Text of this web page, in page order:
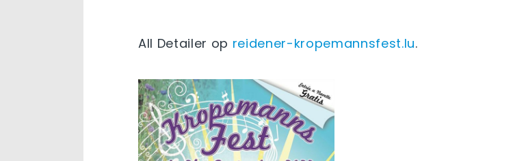
All Detailer op reidener-kropemannsfest.lu.